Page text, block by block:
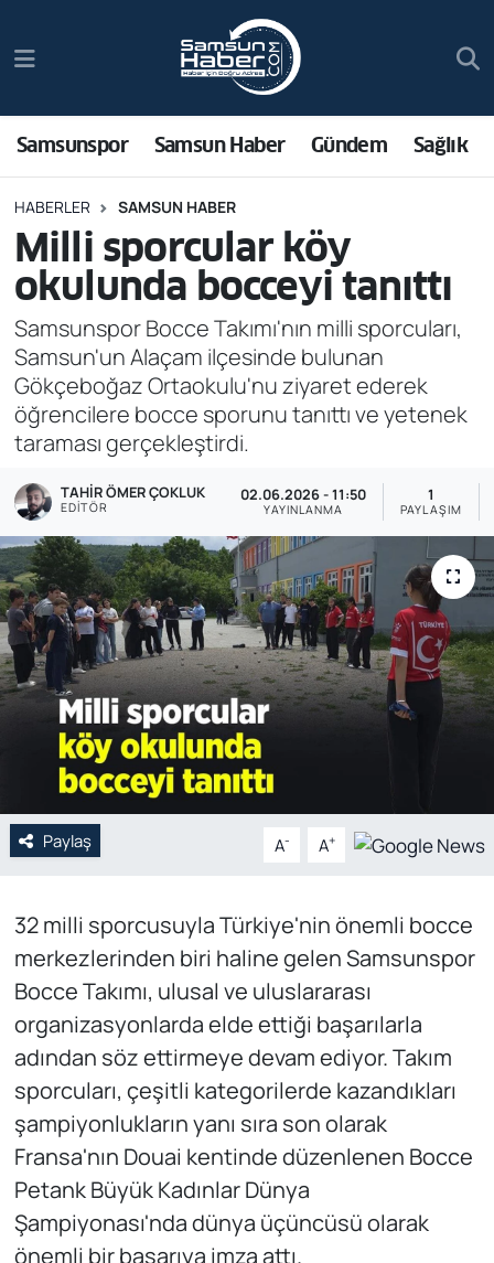
Samsunspor Samsun Haber Gündem Sağlık
HABERLER SAMSUN HABER
Milli sporcular köy
okulunda bocceyi tanıttı
Samsunspor Bocce Takımı'nın milli sporcuları,
Samsun'un Alaçam ilçesinde bulunan
Gökçeboğaz Ortaokulu'nu ziyaret ederek
öğrencilere bocce sporunu tanıttı ve yetenek
taraması gerçekleştirdi.
TAHIR ÖMER ÇOKLUK
EDITÖR
02.06.2026 - 11:50
YAYINLANMA
1
PAYLAŞIM
Paylaş A- A+
32 milli sporcusuyla Türkiye'nin önemli bocce
merkezlerinden biri haline gelen Samsunspor
Bocce Takımı, ulusal ve uluslararası
organizasyonlarda elde ettiği başarılarla
adından söz ettirmeye devam ediyor. Takım
sporcuları, çeşitli kategorilerde kazandıkları
şampiyonlukların yanı sıra son olarak
Fransa'nın Douai kentinde düzenlenen Bocce
Petank Büyük Kadınlar Dünya
Şampiyonası'nda dünya üçüncüsü olarak
önemli bir başarıya imza attı.
Samsun Haber
Sağlık
Asayiş
Bilim ve Teknoloji
Bölge
Dünya
Ekonomi
Genel
Gündem
Özel Haber
POLİTİKA
Siyaset
Spor
Yerel
Trafik Durumu
Süper Lig Puan Durumu ve Fikstür
Tüm Manşetler
Son Dakika Haberleri
Haber Arşivi